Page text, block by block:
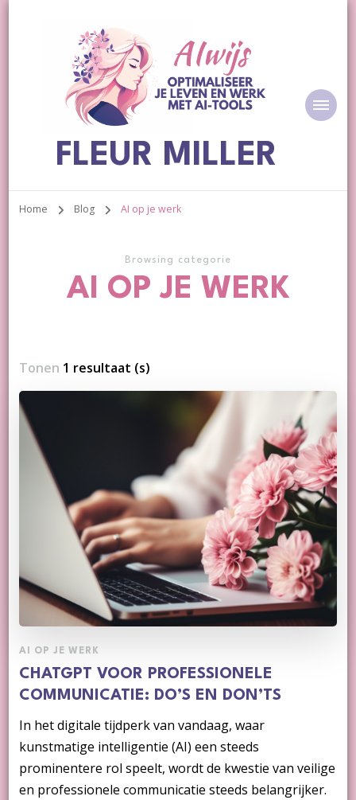
FLEUR MILLER
Home Blog AI op je werk
Browsing categorie
AI OP JE WERK
Tonen 1 resultaat (s)
AI OP JE WERK
CHATGPT VOOR PROFESSIONELE
COMMUNICATIE: DO’S EN DON’TS
In het digitale tijdperk van vandaag, waar
kunstmatige intelligentie (AI) een steeds
prominentere rol speelt, wordt de kwestie van veilige
en professionele communicatie steeds belangrijker.